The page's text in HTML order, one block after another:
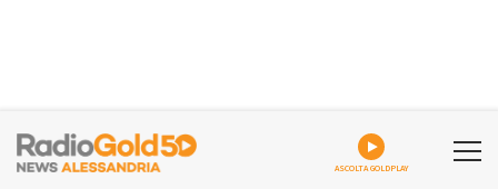
ASCOLTA GOLDPLAY